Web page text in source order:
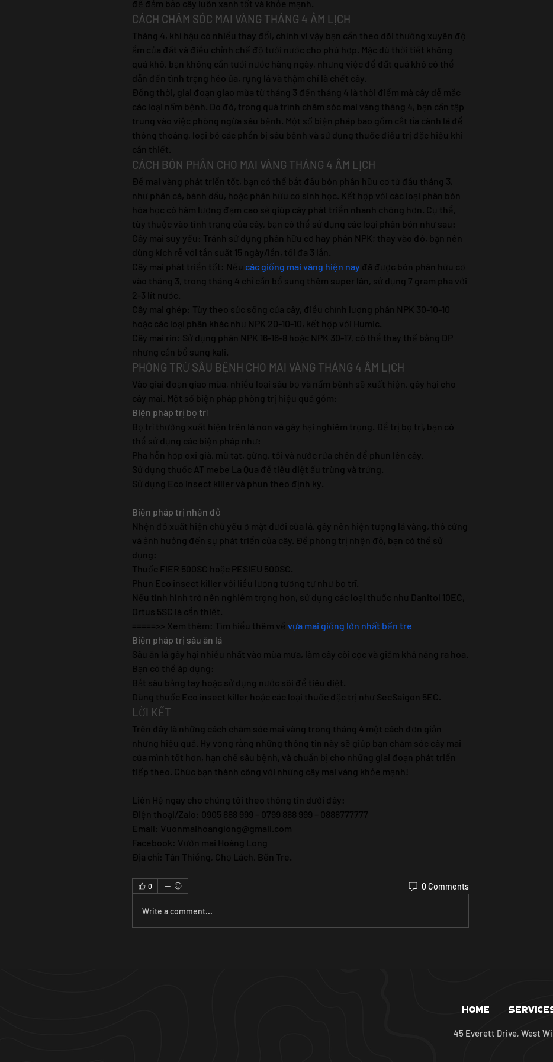
để đảm bảo cây luôn xanh tốt và khỏe mạnh.
CÁCH CHĂM SÓC MAI VÀNG THÁNG 4 ÂM LỊCH
Tháng 4, khí hậu có nhiều thay đổi, chính vì vậy bạn cần theo dõi thường xuyên độ
ẩm của đất và điều chỉnh chế độ tưới nước cho phù hợp. Mặc dù thời tiết không
quá khô, bạn không cần tưới nước hàng ngày, nhưng việc để đất quá khô có thể
dẫn đến tình trạng héo úa, rụng lá và thậm chí là chết cây.
Đồng thời, giai đoạn giao mùa từ tháng 3 đến tháng 4 là thời điểm mà cây dễ mắc
các loại nấm bệnh. Do đó, trong quá trình chăm sóc mai vàng tháng 4, bạn cần tập
trung vào việc phòng ngừa sâu bệnh. Một số biện pháp bao gồm cắt tỉa cành lá để
thông thoáng, loại bỏ các phần bị sâu bệnh và sử dụng thuốc điều trị đặc hiệu khi
cần thiết.
CÁCH BÓN PHÂN CHO MAI VÀNG THÁNG 4 ÂM LỊCH
Để mai vàng phát triển tốt, bạn có thể bắt đầu bón phân hữu cơ từ đầu tháng 3,
như phân cá, bánh dầu, hoặc phân hữu cơ sinh học. Kết hợp với các loại phân bón
hóa học có hàm lượng đạm cao sẽ giúp cây phát triển nhanh chóng hơn. Cụ thể,
tùy thuộc vào tình trạng của cây, bạn có thể sử dụng các loại phân bón như sau:
Cây mai suy yếu: Tránh sử dụng phân hữu cơ hay phân NPK; thay vào đó, bạn nên
dùng kích rễ với tần suất 15 ngày/lần, tối đa 3 lần.
Cây mai phát triển tốt: Nếu các giống mai vàng hiện nay đã được bón phân hữu cơ
vào tháng 3, trong tháng 4 chỉ cần bổ sung thêm super lân, sử dụng 7 gram pha với
2-3 lít nước.
Cây mai ghép: Tùy theo sức sống của cây, điều chỉnh lượng phân NPK 30-10-10
hoặc các loại phân khác như NPK 20-10-10, kết hợp với Humic.
Cây mai rin: Sử dụng phân NPK 16-16-8 hoặc NPK 30-17, có thể thay thế bằng DP
nhưng cần bổ sung kali.
PHÒNG TRỪ SÂU BỆNH CHO MAI VÀNG THÁNG 4 ÂM LỊCH
Vào giai đoạn giao mùa, nhiều loại sâu bọ và nấm bệnh sẽ xuất hiện, gây hại cho
cây mai. Một số biện pháp phòng trị hiệu quả gồm:
Biện pháp trị bọ trĩ
Bọ trĩ thường xuất hiện trên lá non và gây hại nghiêm trọng. Để trị bọ trĩ, bạn có
thể sử dụng các biện pháp như:
Pha hỗn hợp oxi già, mù tạt, gừng, tỏi và nước rửa chén để phun lên cây.
Sử dụng thuốc AT mebe La Qua để tiêu diệt ấu trùng và trứng.
Sử dụng Eco insect killer và phun theo định kỳ.
Biện pháp trị nhện đỏ
Nhện đỏ xuất hiện chủ yếu ở mặt dưới của lá, gây nên hiện tượng lá vàng, thô cứng
và ảnh hưởng đến sự phát triển của cây. Để phòng trị nhện đỏ, bạn có thể sử
dụng:
Thuốc FIER 500SC hoặc PESIEU 500SC.
Phun Eco insect killer với liều lượng tương tự như bọ trĩ.
Nếu tình hình trở nên nghiêm trọng hơn, sử dụng các loại thuốc như Danitol 10EC,
Ortus 5SC là cần thiết.
=====>> Xem thêm: Tìm hiểu thêm về vựa mai giống lớn nhất bến tre
Biện pháp trị sâu ăn lá
Sâu ăn lá gây hại nhiều nhất vào mùa mưa, làm cây còi cọc và giảm khả năng ra hoa.
Bạn có thể áp dụng:
Bắt sâu bằng tay hoặc sử dụng nước sôi để tiêu diệt.
Dùng thuốc Eco insect killer hoặc các loại thuốc đặc trị như SecSaigon 5EC.
LỜI KẾT
Trên đây là những cách chăm sóc mai vàng trong tháng 4 một cách đơn giản
nhưng hiệu quả. Hy vọng rằng những thông tin này sẽ giúp bạn chăm sóc cây mai
của mình tốt hơn, hạn chế sâu bệnh, và chuẩn bị cho những giai đoạn phát triển
tiếp theo. Chúc bạn thành công với những cây mai vàng khỏe mạnh!
Liên Hệ ngay cho chúng tôi theo thông tin dưới đây:
Điện thoại/Zalo: 0905 888 999 – 0799 888 999 – 0888777777
Email: Vuonmaihoanglong@gmail.com
Facebook: Vườn mai Hoàng Long
Địa chỉ: Tân Thiềng, Chợ Lách, Bến Tre.
0 0 Comments
Write a comment...
Home
45 Everett Drive, West